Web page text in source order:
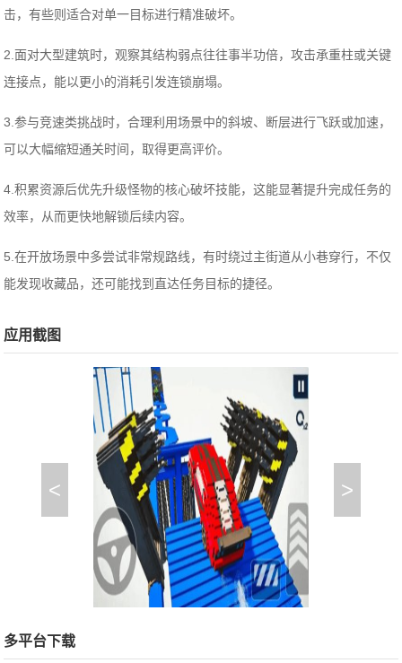
击，有些则适合对单一目标进行精准破坏。
2.面对大型建筑时，观察其结构弱点往往事半功倍，攻击承重柱或关键
连接点，能以更小的消耗引发连锁崩塌。
3.参与竞速类挑战时，合理利用场景中的斜坡、断层进行飞跃或加速，
可以大幅缩短通关时间，取得更高评价。
4.积累资源后优先升级怪物的核心破坏技能，这能显著提升完成任务的
效率，从而更快地解锁后续内容。
5.在开放场景中多尝试非常规路线，有时绕过主街道从小巷穿行，不仅
能发现收藏品，还可能找到直达任务目标的捷径。
应用截图
< >
多平台下载